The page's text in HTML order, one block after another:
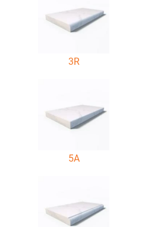
3R
5A